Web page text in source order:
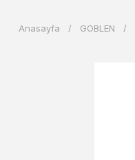
Anasayfa GOBLEN